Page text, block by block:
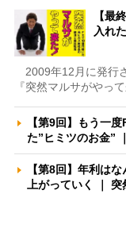
【最
入れ
2009年12月に発行
『突然マルサがやっ
【第9回】もう一
た”ヒミツのお金”
【第8回】年利は
上がっていく ｜